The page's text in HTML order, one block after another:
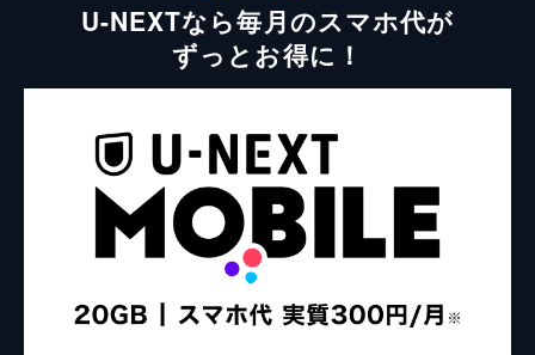
U-NEXTなら毎月のスマホ代が
ずっとお得に！